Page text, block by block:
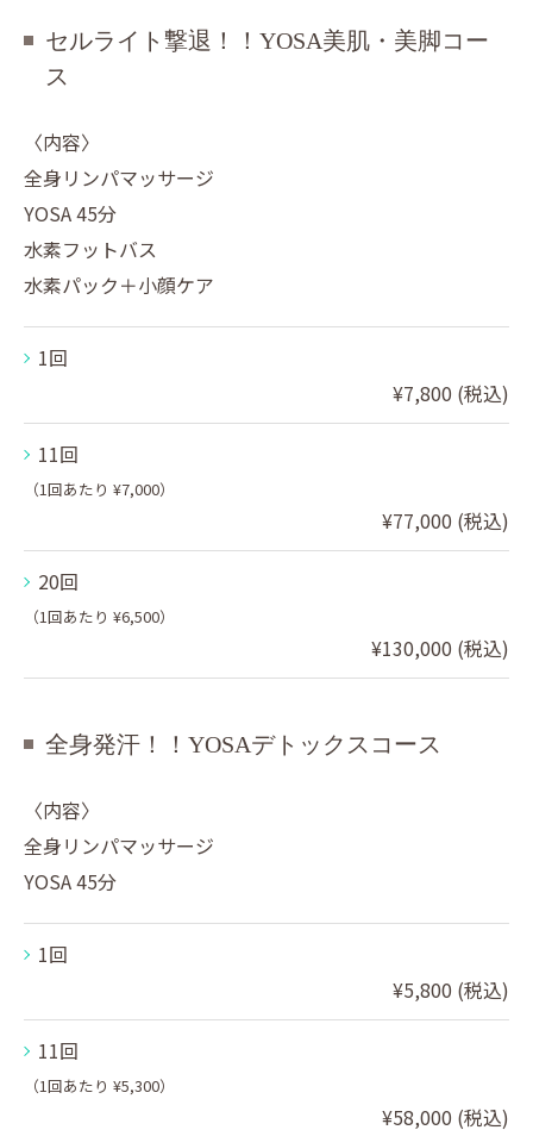
セルライト撃退！！YOSA美肌・美脚コー
ス
〈内容〉
全身リンパマッサージ
YOSA 45分
水素フットバス
水素パック＋小顔ケア
1回
¥7,800 (税込)
11回
（1回あたり ¥7,000）
¥77,000 (税込)
20回
（1回あたり ¥6,500）
¥130,000 (税込)
全身発汗！！YOSAデトックスコース
〈内容〉
全身リンパマッサージ
YOSA 45分
1回
¥5,800 (税込)
11回
（1回あたり ¥5,300）
¥58,000 (税込)